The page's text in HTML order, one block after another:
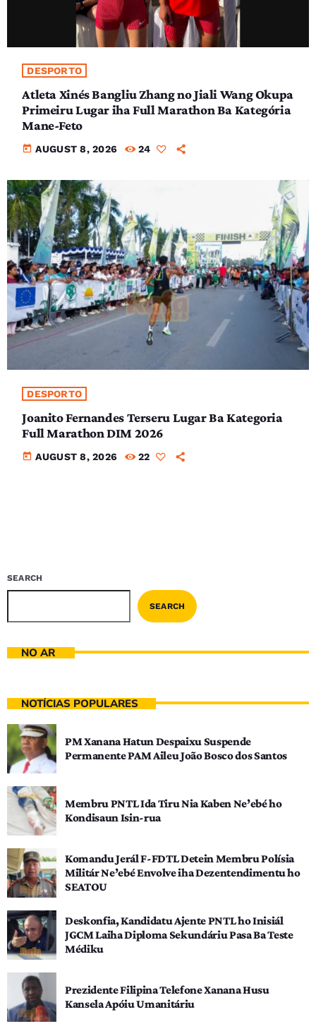
DESPORTO
Atleta Xinés Bangliu Zhang no Jiali Wang Okupa
Primeiru Lugar iha Full Marathon Ba Kategória
Mane-Feto
today AUGUST 8, 2026 24
DESPORTO
Joanito Fernandes Terseru Lugar Ba Kategoria
Full Marathon DIM 2026
today AUGUST 8, 2026 22
SEARCH
SEARCH
NO AR
NOTÍCIAS POPULARES
PM Xanana Hatun Despaixu Suspende
Permanente PAM Aileu João Bosco dos Santos
Membru PNTL Ida Tiru Nia Kaben Ne’ebé ho
Kondisaun Isin-rua
Komandu Jerál F-FDTL Detein Membru Polísia
Militár Ne’ebé Envolve iha Dezentendimentu ho
SEATOU
Deskonfia, Kandidatu Ajente PNTL ho Inisiál
JGCM Laiha Diploma Sekundáriu Pasa Ba Teste
Médiku
Prezidente Filipina Telefone Xanana Husu
Kansela Apóiu Umanitáriu